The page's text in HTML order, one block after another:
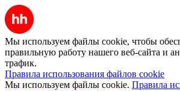
Мы используем файлы cookie, чтобы
правильную работу нашего веб-сайта и
трафик.
Правила использования файлов cookie
Мы используем файлы cookie. Правила